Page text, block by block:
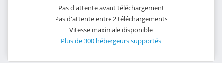
Pas d'attente avant téléchargement
Pas d'attente entre 2 téléchargements
Vitesse maximale disponible
Plus de 300 hébergeurs supportés